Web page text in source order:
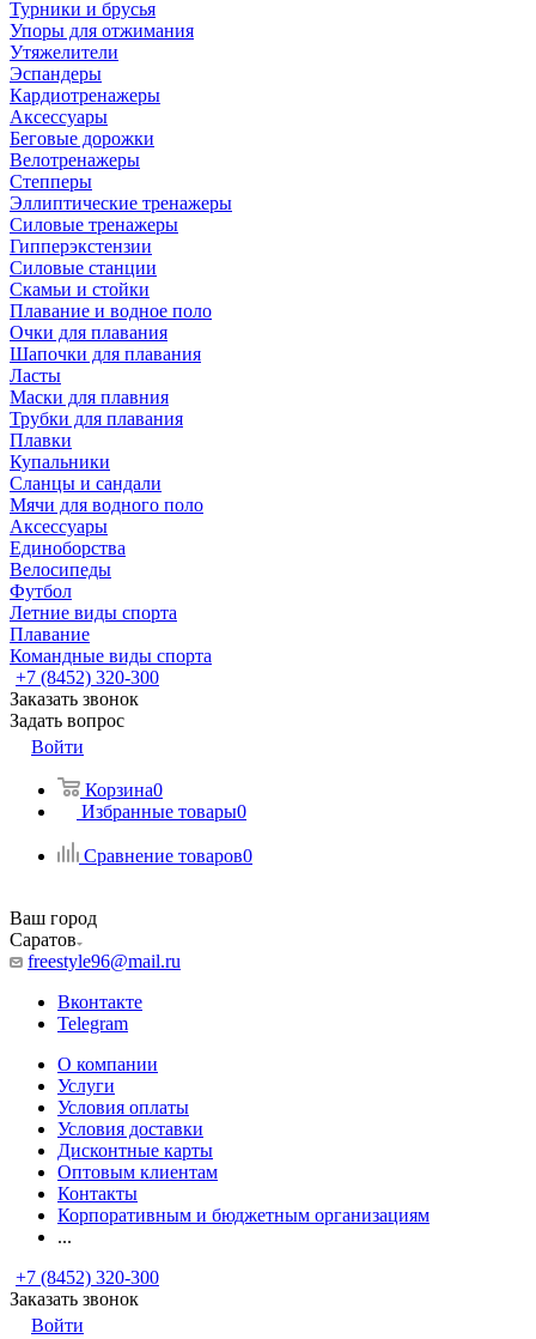
Турники и брусья
Упоры для отжимания
Утяжелители
Эспандеры
Кардиотренажеры
Аксессуары
Беговые дорожки
Велотренажеры
Степперы
Эллиптические тренажеры
Силовые тренажеры
Гипперэкстензии
Силовые станции
Скамьи и стойки
Плавание и водное поло
Очки для плавания
Шапочки для плавания
Ласты
Маски для плавния
Трубки для плавания
Плавки
Купальники
Сланцы и сандали
Мячи для водного поло
Аксессуары
Единоборства
Велосипеды
Футбол
Летние виды спорта
Плавание
Командные виды спорта
+7 (8452) 320-300
Заказать звонок
Задать вопрос
Войти
Корзина0
Избранные товары0
Сравнение товаров0
Ваш город
Саратов
freestyle96@mail.ru
Вконтакте
Telegram
О компании
Услуги
Условия оплаты
Условия доставки
Дисконтные карты
Оптовым клиентам
Контакты
Корпоративным и бюджетным организациям
...
+7 (8452) 320-300
Заказать звонок
Войти